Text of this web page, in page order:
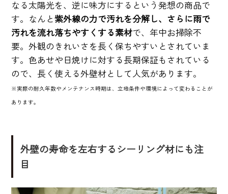
なる太陽光を、逆に味方にするという発想の商品で
す。なんと紫外線の力で汚れを分解し、さらに雨で
汚れを流れ落ちやすくする素材で、年中お掃除不
要。外観のきれいさを長く保ちやすいとされていま
す。色あせや日焼けに対する長期保証もされている
ので、長く使える外壁材として人気があります。
※実際の耐久年数やメンテナンス時期は、立地条件や環境によって変わることが
あります。
外壁の寿命を左右するシーリング材にも注
目